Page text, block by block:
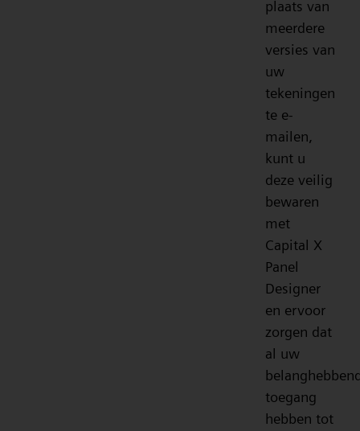
plaats van
meerdere
versies van
uw
tekeningen
te e-
mailen,
kunt u
deze veilig
bewaren
met
Capital X
Panel
Designer
en ervoor
zorgen dat
al uw
toegang
hebben tot